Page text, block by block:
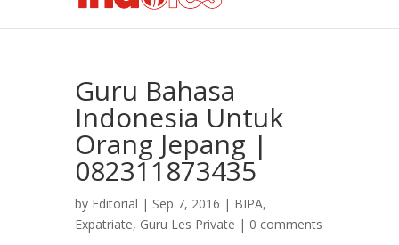
Guru Bahasa
Indonesia Untuk
Orang Jepang |
082311873435
by Editorial | Sep 7, 2016 | BIPA,
Expatriate, Guru Les Private | 0 comments